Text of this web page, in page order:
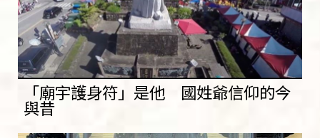
「廟宇護身符」是他 國姓爺信仰的今
與昔